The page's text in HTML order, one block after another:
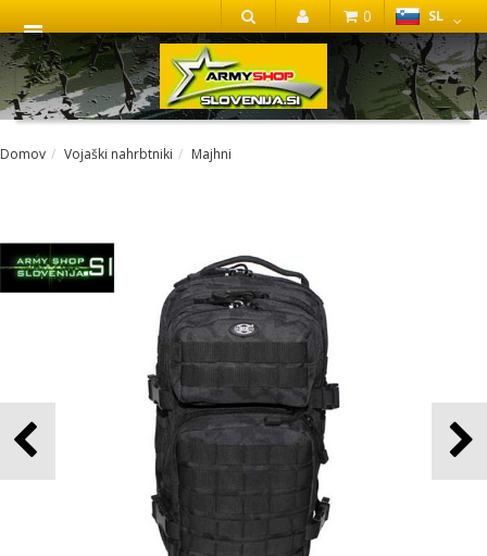
IŠČI
SL
0
Domov Vojaški nahrbtniki Majhni